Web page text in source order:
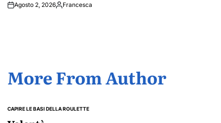
Agosto 2, 2026PostedFrancesca
More From Author
POSTED
CAPIRE LE BASI DELLA ROULETTE